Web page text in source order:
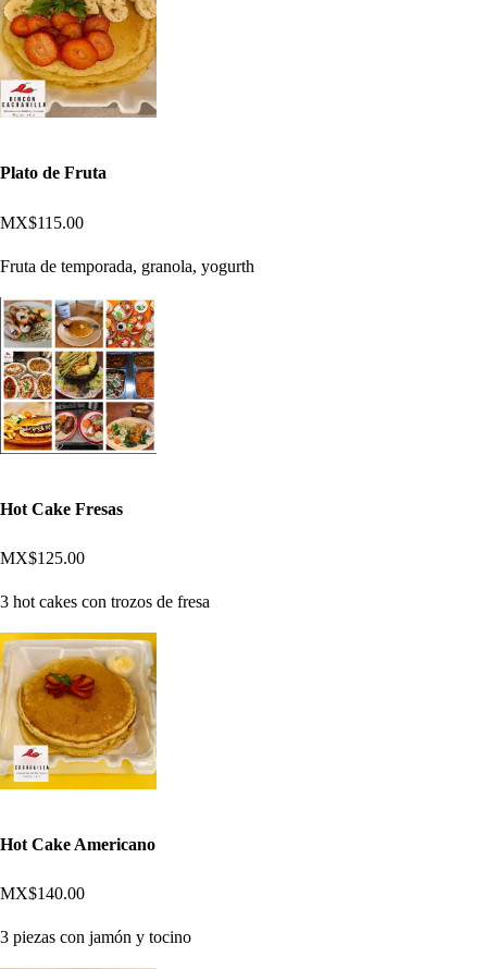
Plato de Fruta
MX$115.00
Fruta de temporada, granola, yogurth
Hot Cake Fresas
MX$125.00
3 hot cakes con trozos de fresa
Hot Cake Americano
MX$140.00
3 piezas con jamón y tocino